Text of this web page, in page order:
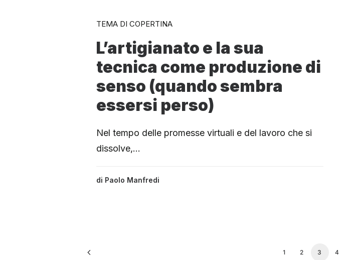
TEMA DI COPERTINA
L’artigianato e la sua
tecnica come produzione di
senso (quando sembra
essersi perso)
Nel tempo delle promesse virtuali e del lavoro che si
dissolve,…
di Paolo Manfredi
1 2 3 4